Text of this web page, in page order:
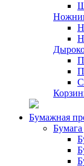
Бумажная